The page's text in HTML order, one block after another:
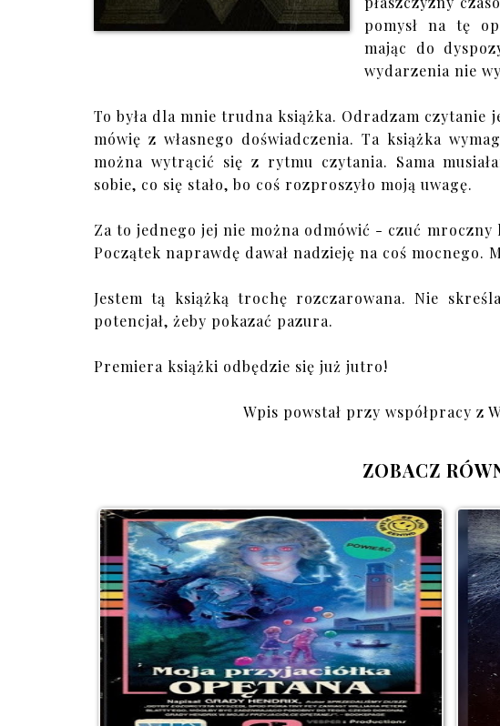
pomysł na tę
mając do
wydarzenia nie
To była dla mnie trudna książka. Odradzam czytanie
mówię z własnego doświadczenia. Ta książka
można wytrącić się z rytmu czytania. Sama
sobie, co się stało, bo coś rozproszyło moją uwagę.
Za to jednego jej nie można odmówić - czuć mroczny
Początek naprawdę dawał nadzieję na coś mocnego.
Jestem tą książką trochę rozczarowana. Nie
potencjał, żeby pokazać pazura.
Premiera książki odbędzie się już jutro!
Wpis powstał przy współpracy z
ZOBACZ